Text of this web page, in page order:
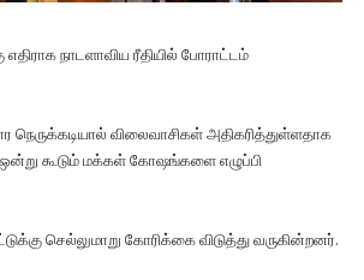
நாடளாவிய ரீதியில் போராட்டம்
விலைவாசிகள் அதிகரித்துள்ளதாக
ஒன்று கூடும் மக்கள் கோஷங்களை எழுப்பி
செல்லுமாறு கோரிக்கை விடுத்து வருகின்றனர்.